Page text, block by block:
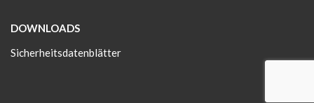
DOWNLOADS
Sicherheitsdatenblätter